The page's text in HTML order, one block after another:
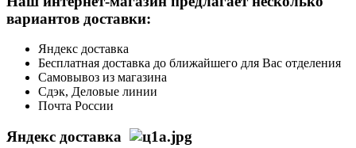
вариантов доставки:
Яндекс доставка
Бесплатная доставка до ближайшего для Вас отделения
Самовывоз из магазина
Сдэк, Деловые линии
Почта России
Яндекс доставка